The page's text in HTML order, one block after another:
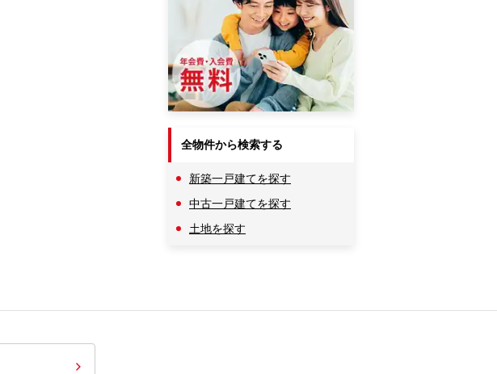
全物件から検索する
新築一戸建てを探す
中古一戸建てを探す
土地を探す